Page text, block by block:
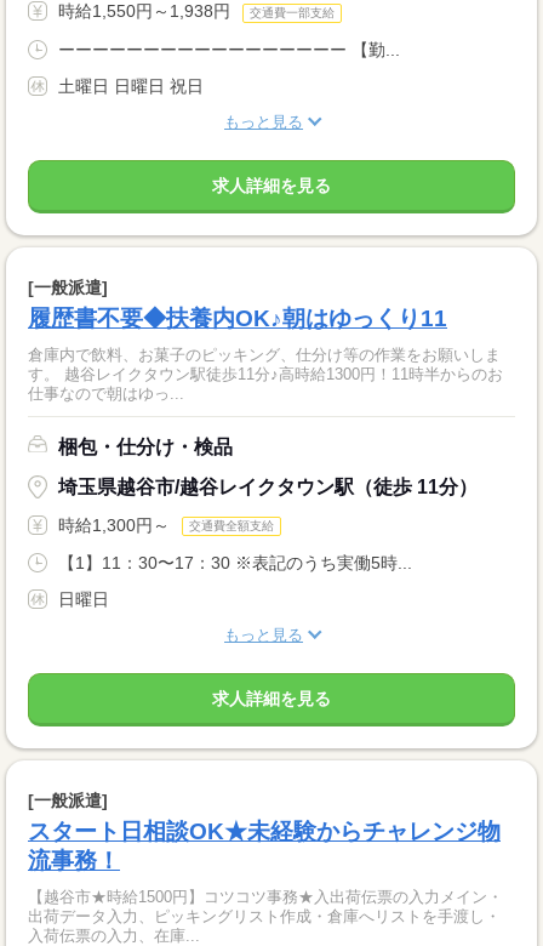
時給1,550円～1,938円 交通費一部支給
ーーーーーーーーーーーーーーーーー 【勤...
土曜日 日曜日 祝日
もっと見る
求人詳細を見る
[一般派遣]
履歴書不要◆扶養内OK♪朝はゆっくり11
倉庫内で飲料、お菓子のピッキング、仕分け等の作業をお願いしま
す。 越谷レイクタウン駅徒歩11分♪高時給1300円！11時半からのお
仕事なので朝はゆっ...
梱包・仕分け・検品
埼玉県越谷市/越谷レイクタウン駅（徒歩 11分）
時給1,300円～ 交通費全額支給
【1】11：30〜17：30 ※表記のうち実働5時...
日曜日
もっと見る
求人詳細を見る
[一般派遣]
スタート日相談OK★未経験からチャレンジ物
流事務！
【越谷市★時給1500円】コツコツ事務★入出荷伝票の入力メイン・
出荷データ入力、ピッキングリスト作成・倉庫へリストを手渡し・
入荷伝票の入力、在庫...